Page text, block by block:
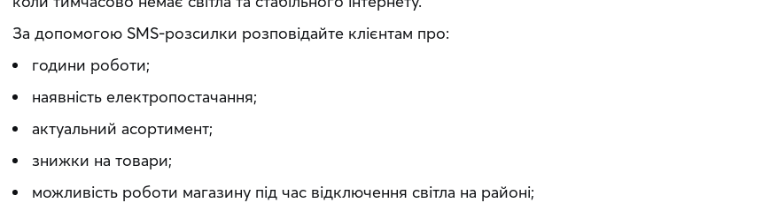
За допомогою SMS-розсилки розповідайте клієнтам про:
години роботи;
наявність електропостачання;
актуальний асортимент;
знижки на товари;
можливість роботи магазину під час відключення світла на районі;